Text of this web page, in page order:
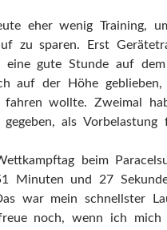
eher wenig Training,
zu sparen. Erst
eine gute Stunde auf dem
auf der Höhe
fahren wollte. Zweimal
als Vorbelastung
beim
Minuten und 27
war mein schnellster
noch, wenn ich mich